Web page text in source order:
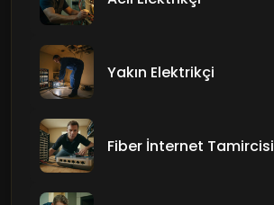
Yakın Elektrikçi
Fiber İnternet Tamircisi